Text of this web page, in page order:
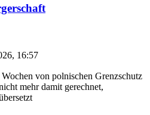
16:57
von polnischen Grenzschutz
mehr damit gerechnet,